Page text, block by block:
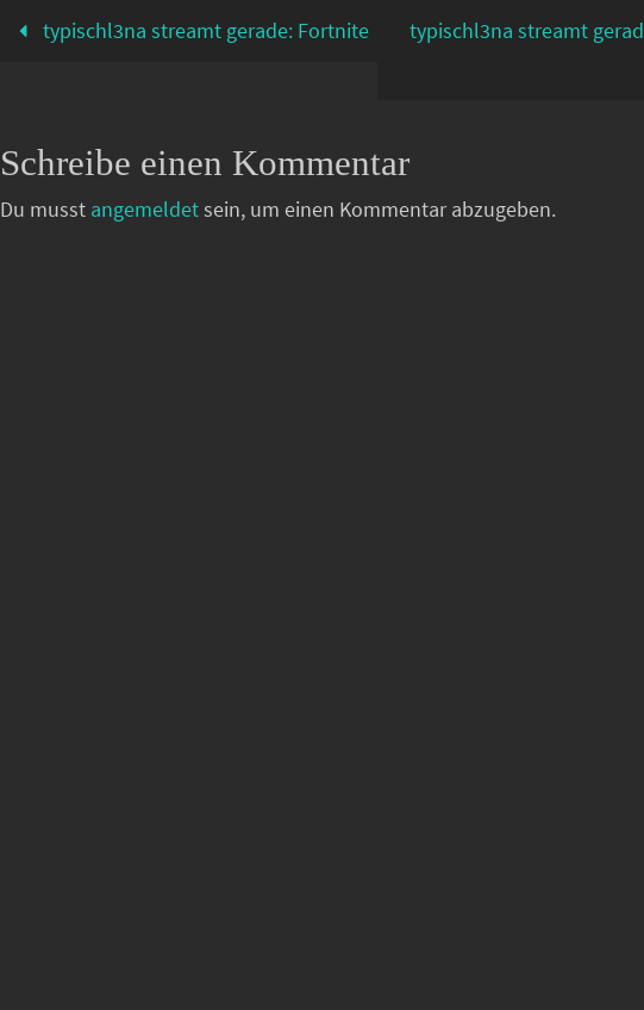
typischl3na streamt gerade: Fortnite typischl3na streamt
Schreibe einen Kommentar
Du musst angemeldetsein, um einen Kommentar abzugeben.